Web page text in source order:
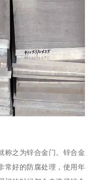
称之为锌合金门。锌合金
常好的防腐处理，使用年